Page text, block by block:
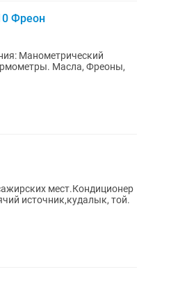
Фреон
Манометрический
Масла, Фреоны,
мест.Кондиционер
источник,кудалык, той.